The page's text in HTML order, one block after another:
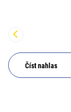
Číst nahlas